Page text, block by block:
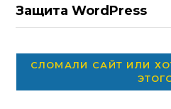
Защита WordPress
СЛОМАЛИ САЙТ ИЛИ